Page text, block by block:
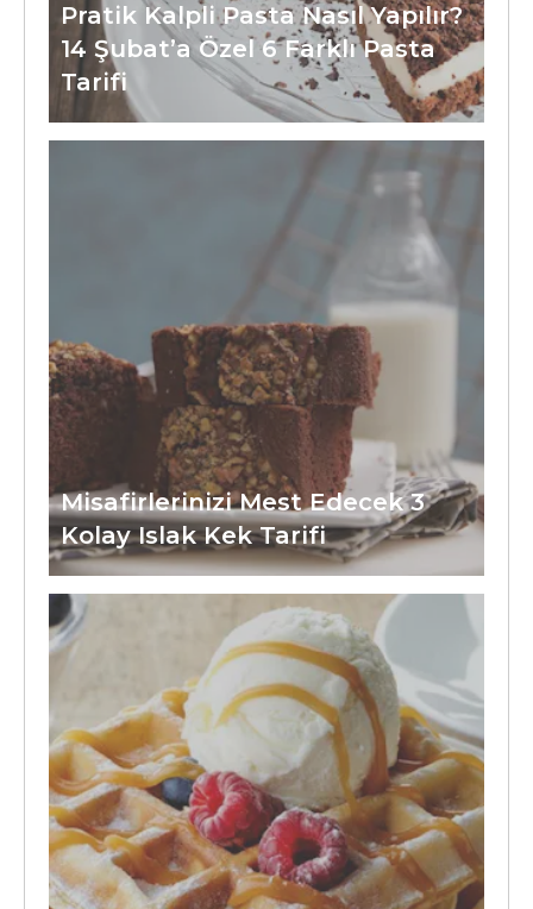
Pratik Kalpli Pasta Nasıl Yapılır?
14 Şubat’a Özel 6 Farklı Pasta
Tarifi
Misafirlerinizi Mest Edecek 3
Kolay Islak Kek Tarifi